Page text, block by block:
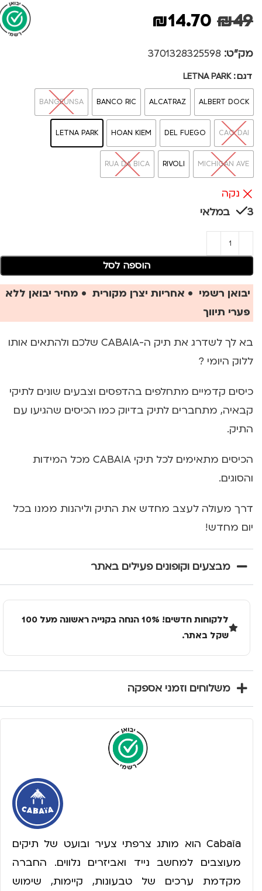
₪49
₪14.70
מק"ט: 3701328325598
דגם LETNA PARK
ALBERT DOCK
ALCATRAZ
BANCO RIC
BANGEUNSA
CAO DAI
DEL FUEGO
HOAN KIEM
LETNA PARK
MICHIGAN AVE
RIVOLI
RUA DA BICA
נקה
3 במלאי
הוספה לסל
יבואן רשמי • אחריות יצרן מקורית • מחיר יבואן ללא
פערי תיווך
בא לך לשדרג את תיק ה-CABAIA שלכם ולהתאים אותו
ללוק היומי ?
כיסים קדמיים מתחלפים בהדפסים וצבעים שונים לתיקי
קבאיה, מתחברים לתיק בדיוק כמו הכיסים שהגיעו עם
התיק.
הכיסים מתאימים לכל תיקי CABAIA מכל המידות
והסוגים.
דרך מעולה לעצב מחדש את התיק וליהנות ממנו בכל
יום מחדש!
מבצעים וקופונים פעילים באתר
ללקוחות חדשים! 10% הנחה בקנייה ראשונה מעל 100
שקל באתר.
משלוחים וזמני אספקה
Cabaïa הוא מותג צרפתי צעיר ובועט של תיקים
מעוצבים למחשב נייד ואביזרים נלווים. החברה
מקדמת ערכים של טבעונות, קיימות, שימוש